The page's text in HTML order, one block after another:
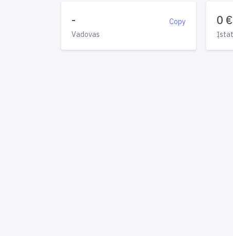
Copy
-
Vadovas
0 €